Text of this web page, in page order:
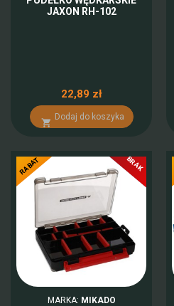
JAXON RH-102
22,89 zł

Dodaj do koszyka
-10%
RABAT BRAK
MARKA: MIKADO